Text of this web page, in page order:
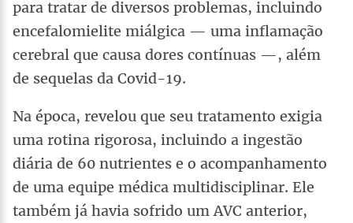
para tratar de diversos problemas, incluindo
encefalomielite miálgica — uma inflamação
cerebral que causa dores contínuas —, além
de sequelas da Covid-19.
Na época, revelou que seu tratamento exigia
uma rotina rigorosa, incluindo a ingestão
diária de 60 nutrientes e o acompanhamento
de uma equipe médica multidisciplinar. Ele
também já havia sofrido um AVC anterior,